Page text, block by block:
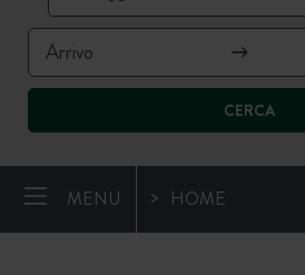
CERCA
MENU HOME